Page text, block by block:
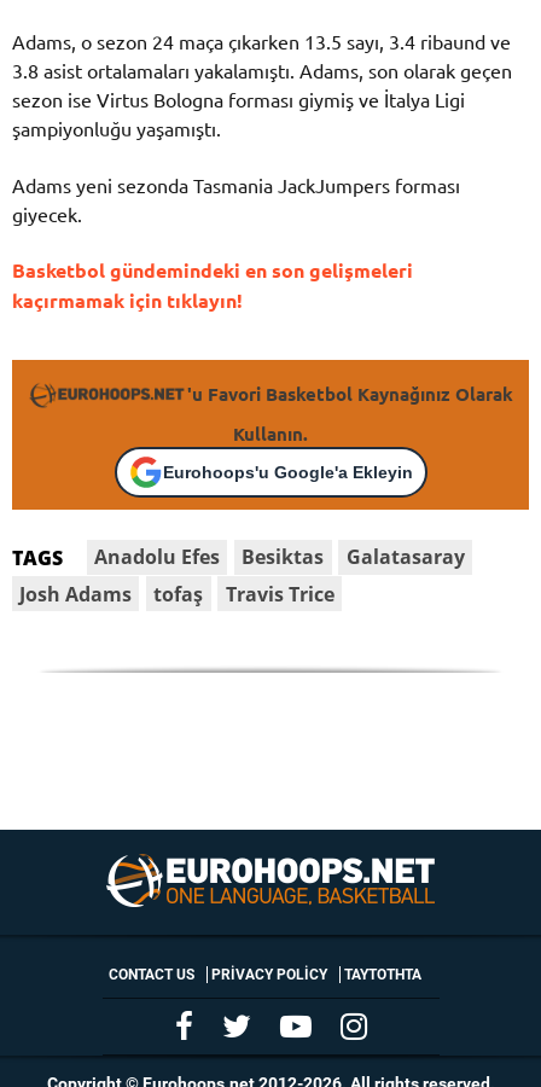
Adams, o sezon 24 maça çıkarken 13.5 sayı, 3.4 ribaund ve
3.8 asist ortalamaları yakalamıştı. Adams, son olarak geçen
sezon ise Virtus Bologna forması giymiş ve İtalya Ligi
şampiyonluğu yaşamıştı.
Adams yeni sezonda Tasmania JackJumpers forması
giyecek.
Basketbol gündemindeki en son gelişmeleri
kaçırmamak için tıklayın!
'u Favori Basketbol Kaynağınız Olarak
Kullanın.
Eurohoops'u Google'a Ekleyin
TAGS Anadolu Efes Besiktas
Galatasaray
Josh Adams
tofaş Travis Trice
CONTACT US PRIVACY POLICY ΤΑΥΤΟΤΗΤΑ